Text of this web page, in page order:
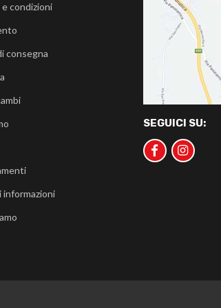
condizioni
consegna
informazioni
SEGUICI SU: